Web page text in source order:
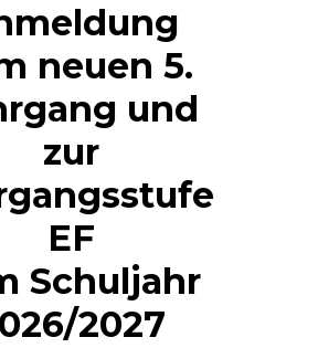
neuen 5.
und
zur
EF
Schuljahr
2027